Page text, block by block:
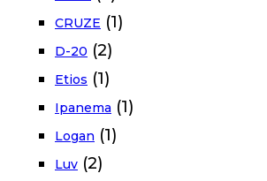
CRUZE (1)
D-20 (2)
Etios (1)
Ipanema (1)
Logan (1)
Luv (2)